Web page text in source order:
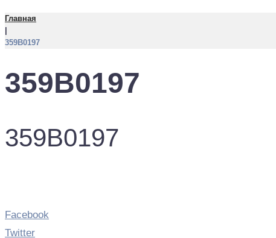
Главная
359B0197
359B0197
359B0197
Facebook
Twitter